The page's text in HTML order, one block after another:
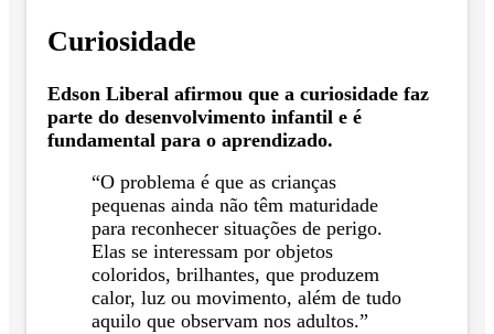
Curiosidade
Edson Liberal afirmou que a curiosidade faz
parte do desenvolvimento infantil e é
fundamental para o aprendizado.
“O problema é que as crianças
pequenas ainda não têm maturidade
para reconhecer situações de perigo.
Elas se interessam por objetos
coloridos, brilhantes, que produzem
calor, luz ou movimento, além de tudo
aquilo que observam nos adultos.”